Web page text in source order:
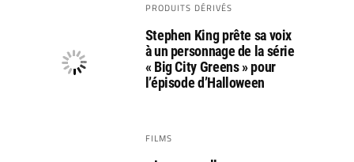
PRODUITS DÉRIVÉS
Stephen King prête sa voix
à un personnage de la série
« Big City Greens » pour
l’épisode d’Halloween
FILMS